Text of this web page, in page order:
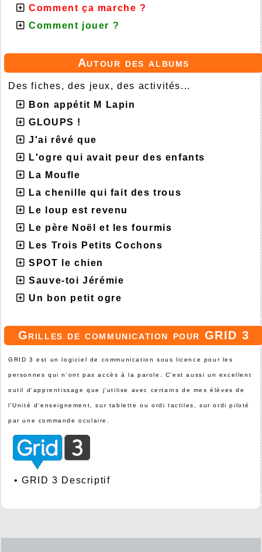
Comment ça marche ?
Comment jouer ?
Autour des albums
Des fiches, des jeux, des activités...
Bon appétit M Lapin
GLOUPS !
J'ai rêvé que
L'ogre qui avait peur des enfants
La Moufle
La chenille qui fait des trous
Le loup est revenu
Le père Noël et les fourmis
Les Trois Petits Cochons
SPOT le chien
Sauve-toi Jérémie
Un bon petit ogre
Grilles de communication pour GRID 3
GRID 3 est un logiciel de communication sous licence pour les
personnes qui n'ont pas accès à la parole. C'est aussi un excellent
outil d'apprentissage que j'utilise avec certains de mes élèves de
l'Unité d'enseignement, sur tablette ou ordi tactiles, sur ordi piloté
par une commande oculaire.
•GRID 3 Descriptif